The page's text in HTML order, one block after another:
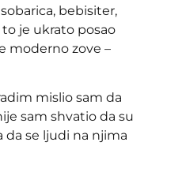
bebisiter,
je ukrato posao
moderno zove –
mislio sam da
sam shvatio da su
da se ljudi na njima